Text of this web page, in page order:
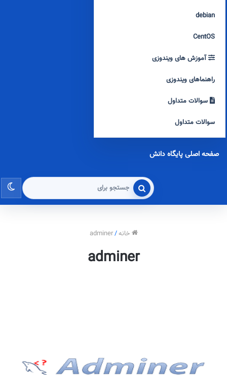
debian
CentOS
آموزش های ویندوزی
راهنماهای ویندوزی
سوالات متداول
سوالات متداول
صفحه اصلی پایگاه دانش
جستجو
برای
خانه/
adminer
adminer